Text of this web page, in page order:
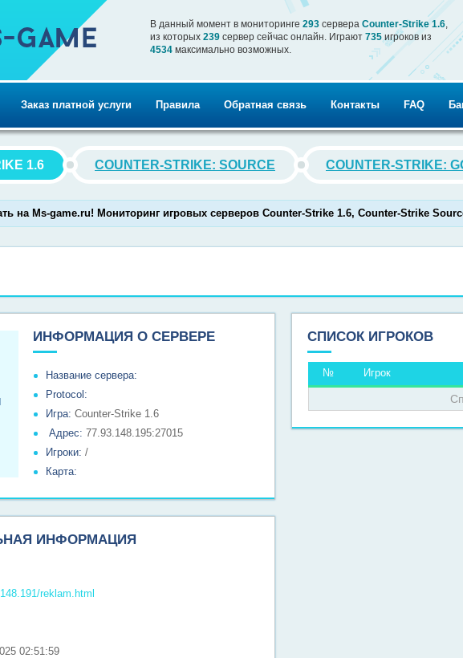
В данный момент в мониторинге 293 сервера Counter-Strike 1.6,
из которых 239 сервер сейчас онлайн. Играют 735игроков из
4534 максимально возможных.
Заказ платной услуги Правила Обратная связь Контакты FAQ
1.6 COUNTER-STRIKE: SOURCE COUNTER-STRIKE:
на Ms-game.ru! Мониторинг игровых серверов Counter-Strike 1.6, Counter-Strike
ИНФОРМАЦИЯ О СЕРВЕРЕ
Название сервера:
Protocol:
Игра: Counter-Strike 1.6
Адрес: 77.93.148.195:27015
Игроки: /
Карта:
ИНФОРМАЦИЯ
reklam.html
02:51:59
СПИСОК ИГРОКОВ
№ Игрок